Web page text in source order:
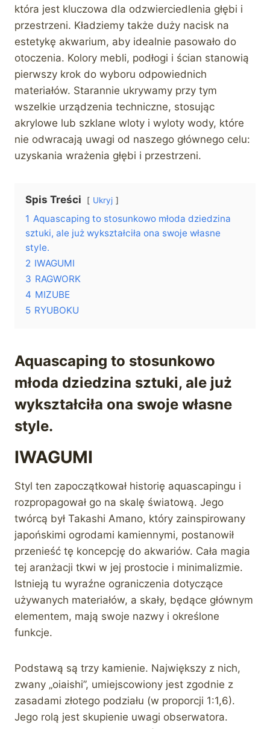
która jest kluczowa dla odzwierciedlenia głębi i
przestrzeni. Kładziemy także duży nacisk na
estetykę akwarium, aby idealnie pasowało do
otoczenia. Kolory mebli, podłogi i ścian stanowią
pierwszy krok do wyboru odpowiednich
materiałów. Starannie ukrywamy przy tym
wszelkie urządzenia techniczne, stosując
akrylowe lub szklane wloty i wyloty wody, które
nie odwracają uwagi od naszego głównego celu:
uzyskania wrażenia głębi i przestrzeni.
Spis Treści Ukryj
1 Aquascaping to stosunkowo młoda dziedzina
sztuki, ale już wykształciła ona swoje własne
style.
2 IWAGUMI
3 RAGWORK
4 MIZUBE
5 RYUBOKU
Aquascaping to stosunkowo
młoda dziedzina sztuki, ale już
wykształciła ona swoje własne
style.
IWAGUMI
Styl ten zapoczątkował historię aquascapingu i
rozpropagował go na skalę światową. Jego
twórcą był Takashi Amano, który zainspirowany
japońskimi ogrodami kamiennymi, postanowił
przenieść tę koncepcję do akwariów. Cała magia
tej aranżacji tkwi w jej prostocie i minimalizmie.
Istnieją tu wyraźne ograniczenia dotyczące
używanych materiałów, a skały, będące głównym
elementem, mają swoje nazwy i określone
funkcje.
Podstawą są trzy kamienie. Największy z nich,
zwany „oiaishi”, umiejscowiony jest zgodnie z
zasadami złotego podziału (w proporcji 1:1,6).
Jego rolą jest skupienie uwagi obserwatora.